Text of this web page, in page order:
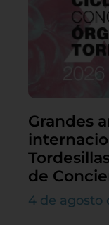
Grandes
de
4 de agosto